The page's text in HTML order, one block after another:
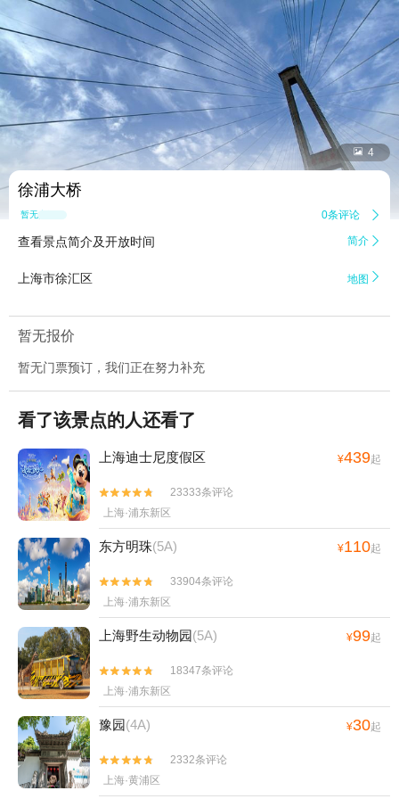
 4
徐浦大桥
暂无点评 0条评论 
查看景点简介及开放时间 简介 
上海市徐汇区 地图 
暂无报价
暂无门票预订，我们正在努力补充
看了该景点的人还看了
上海迪士尼度假区 ¥439起


23333条评论
上海·浦东新区
东方明珠(5A) ¥110起


33904条评论
上海·浦东新区
上海野生动物园(5A) ¥99起


18347条评论
上海·浦东新区
豫园(4A) ¥30起


2332条评论
上海·黄浦区